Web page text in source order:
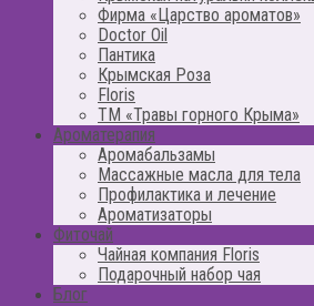
Фирма «Царство ароматов»
Doctor Oil
Пантика
Крымская Роза
Floris
ТМ «Травы горного Крыма»
Ароматерапия
Аромабальзамы
Массажные масла для тела
Профилактика и лечение
Ароматизаторы
Фиточай
Чайная компания Floris
Подарочный набор чая
Блог